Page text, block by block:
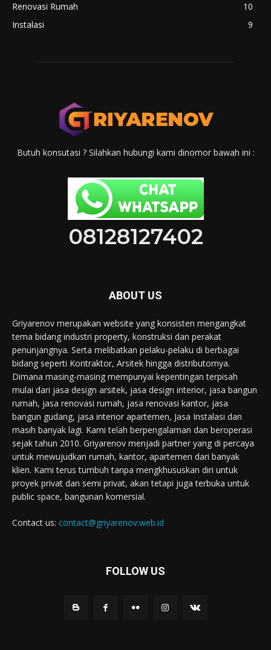
Renovasi Rumah
10
Instalasi
9
Butuh konsutasi ? Silahkan hubungi kami dinomor bawah ini :
08128127402
ABOUT US
Griyarenov merupakan website yang konsisten mengangkat
tema bidang industri property, konstruksi dan perakat
penunjangnya. Serta melibatkan pelaku-pelaku di berbagai
bidang seperti Kontraktor, Arsitek hingga distributornya.
Dimana masing-masing mempunyai kepentingan terpisah
mulai dari jasa design arsitek, jasa design interior, jasa bangun
rumah, jasa renovasi rumah, jasa renovasi kantor, jasa
bangun gudang, jasa interior apartemen, Jasa Instalasi dan
masih banyak lagi. Kami telah berpengalaman dan beroperasi
sejak tahun 2010. Griyarenov menjadi partner yang di percaya
untuk mewujudkan rumah, kantor, apartemen dari banyak
klien. Kami terus tumbuh tanpa mengkhususkan diri untuk
proyek privat dan semi privat, akan tetapi juga terbuka untuk
public space, bangunan komersial.
Contact us: contact@griyarenov.web.id
FOLLOW US